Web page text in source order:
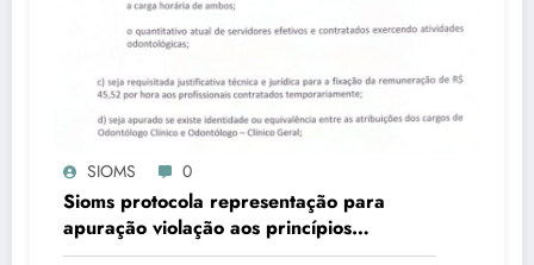
SIOMS 0
Sioms protocola representação para
apuração violação aos princípios
constitucionais da Administração Pública,